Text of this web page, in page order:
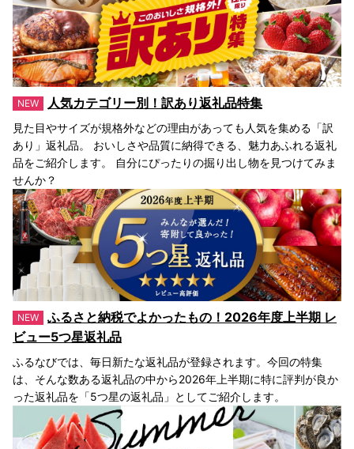
人気カテゴリー別！訳あり返礼品特集
見た目やサイズが規格外などの理由があっても人気を集める「訳
あり」返礼品。 おいしさや品質に納得できる、魅力あふれる返礼
品をご紹介します。 自分にぴったりの掘り出し物を見つけてみま
せんか？
ふるさと納税でよかったもの！2026年度上半期 レ
ビュー5つ星返礼品
ふるなびでは、毎日新たな返礼品が登録されます。今回の特集
は、そんな数ある返礼品の中から2026年上半期に特に評判が良か
った返礼品を「5つ星の返礼品」としてご紹介します。